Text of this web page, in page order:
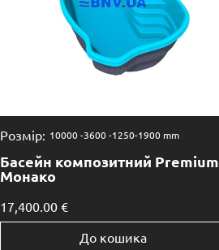
Розмір: 10000 -3600 -1250-1900 mm
Басейн композитний Premium
Монако
17,400.00 €
До кошика